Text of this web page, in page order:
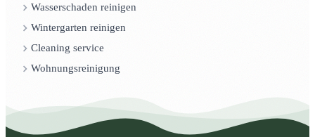
Wasserschaden reinigen
Wintergarten reinigen
Cleaning service
Wohnungsreinigung